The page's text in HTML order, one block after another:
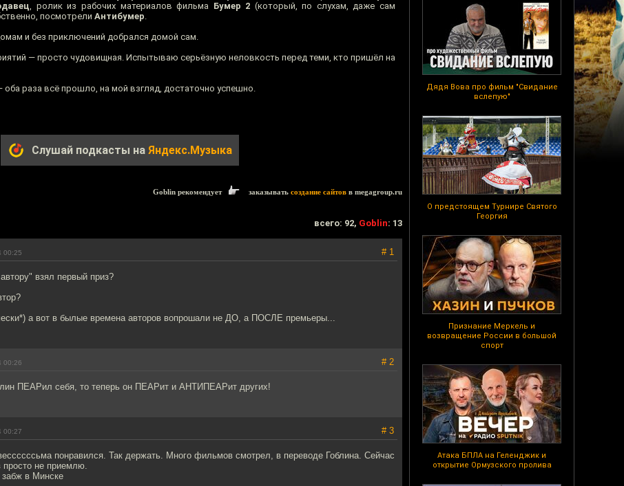
Дядя Вова про фильм "Свидание
вслепую"
О предстоящем Турнире Святого
Георгия
Признание Меркель и
возвращение России в большой
спорт
Атака БПЛА на Геленджик и
открытие Ормузского пролива
, ролик из рабочих материалов фильма Бумер 2 (который, по слухам, даже сам
посмотрели Антибумер.
и без приключений добрался домой сам.
— просто чудовищная. Испытываю серьёзную неловкость перед теми, кто пришёл на
раза всё прошло, на мой взгляд, достаточно успешно.
Слушай подкасты на Яндекс.Музыка
Goblin рекомендует заказывать создание сайтов в megagroup.ru
всего: 92, Goblin: 13
00:25 # 1
взял первый приз?
а вот в былые времена авторов вопрошали не ДО, а ПОСЛЕ премьеры...
00:26 # 2
ПЕАРил себя, то теперь он ПЕАРит и АНТИПЕАРит других!
00:27 # 3
понравился. Так держать. Много фильмов смотрел, в переводе Гоблина. Сейчас
просто не приемлю.
в Минске